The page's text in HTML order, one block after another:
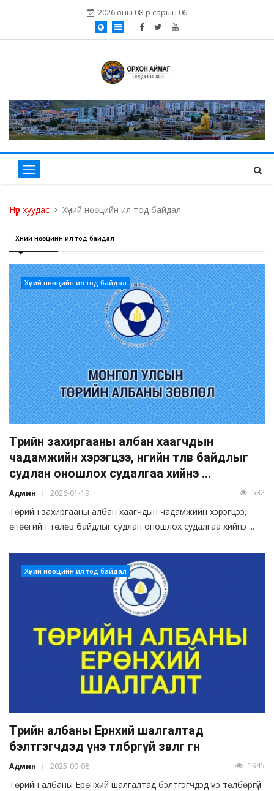
2026 оны 08-р сарын 06
Нүүр хуудас Хүний нөөцийн ил тод байдал
Хүний нөөцийн ил тод байдал
Хүний нөөцийн ил тод байдал
Төрийн захиргааны албан хаагчдын
чадамжийн хэрэгцээ, өнөөгийн төлөв байдлыг
судлан оношлох судалгаа хийнэ ...
Админ 2026-01-19 532
Төрийн захиргааны албан хаагчдын чадамжийн хэрэгцээ,
өнөөгийн төлөв байдлыг судлан оношлох судалгаа хийнэ ...
Хүний нөөцийн ил тод байдал
Төрийн албаны Ерөнхий шалгалтад
бэлтгэгчдэд үнэ төлбөргүй зөвлөгөө өгнө
Админ 2025-09-08 1945
Төрийн албаны Ерөнхий шалгалтад бэлтгэгчдэд үнэ төлбөргүй